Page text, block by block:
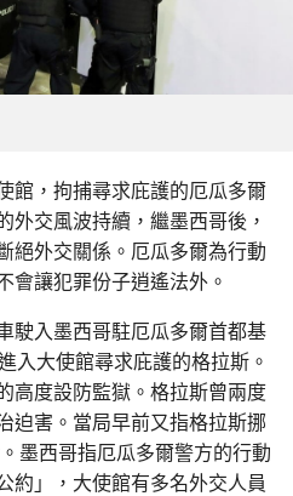
館，拘捕尋求庇護的厄瓜多爾
外交風波持續，繼墨西哥後，
絕外交關係。厄瓜多爾為行動
會讓犯罪份子逍遙法外。
駛入墨西哥駐厄瓜多爾首都基
入大使館尋求庇護的格拉斯。
高度設防監獄。格拉斯曾兩度
迫害。當局早前又指格拉斯挪
墨西哥指厄瓜多爾警方的行動
約」，大使館有多名外交人員